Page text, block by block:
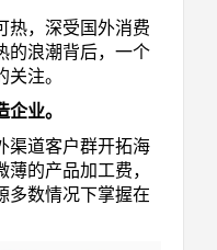
热，深受国外消费
的浪潮背后，一个
注。
业。
渠道客户群开拓海
的产品加工费，
多数情况下掌握在